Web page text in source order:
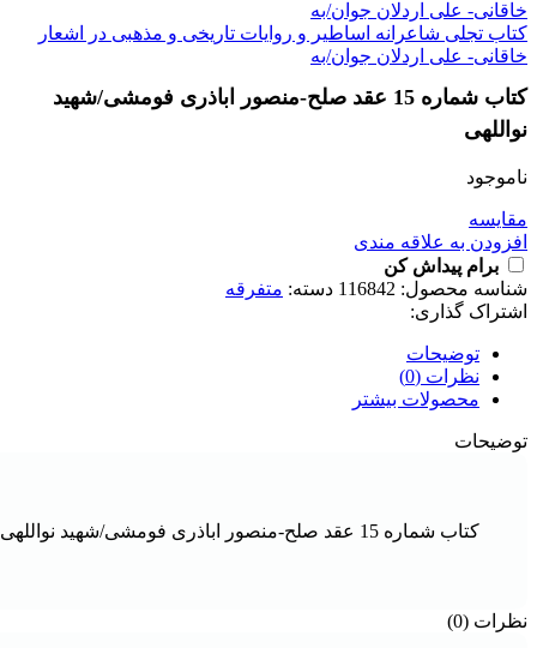
کتاب تجلی شاعرانه اساطیر و روایات تاریخی و مذهبی در اشعار
خاقانی- علی اردلان جوان/به
کتاب شماره 15 عقد صلح-منصور اباذری فومشی/شهید
نواللهی
ناموجود
مقايسه
افزودن به علاقه مندی
برام پیداش کن
شناسه محصول: 116842 دسته: متفرقه
اشتراک گذاری:
توضیحات
نظرات (0)
محصولات بیشتر
توضیحات
کتاب شماره 15 عقد صلح-منصور اباذری فومشی/شهید نواللهی
نظرات (0)